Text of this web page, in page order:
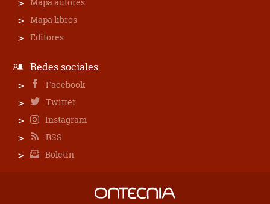
Mapa libros
Editores
Redes sociales
Facebook
Twitter
Instagram
RSS
Boletín